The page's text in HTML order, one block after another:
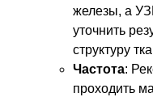
железы, а
уточнить
структуру
Частота:
проходить